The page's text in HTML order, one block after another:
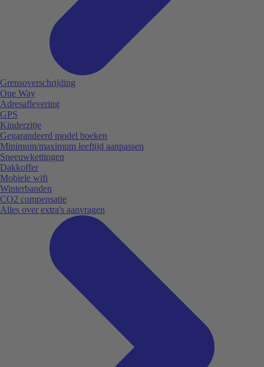
Grensoverschrijding
One Way
Adresaflevering
GPS
Kinderzitje
Gegarandeerd model boeken
Minimum/maximum leeftijd aanpassen
Sneeuwkettingen
Dakkoffer
Mobiele wifi
Winterbanden
CO2 compensatie
Alles over extra's aanvragen